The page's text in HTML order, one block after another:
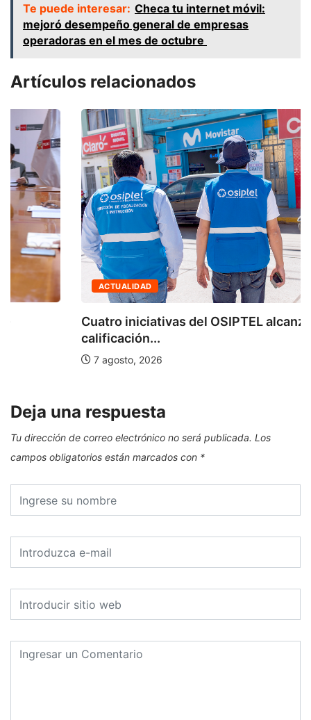
Te puede interesar: Checa tu internet móvil:
mejoró desempeño general de empresas
operadoras en el mes de octubre
Artículos relacionados
Cuatro iniciativas del OSIPTEL alcanzaron la
calificación...
7 agosto, 2026
Deja una respuesta
Tu dirección de correo electrónico no será publicada. Los
campos obligatorios están marcados con *